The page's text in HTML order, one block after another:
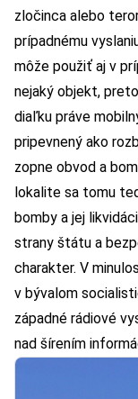
zločinca alebo
prípadnému
môže použiť aj v
nejaký objekt,
diaľku práve
pripevnený ako
zopne obvod a
lokalite sa tomu
bomby a jej
strany štátu a
charakter. V
v bývalom
západné rádiové
nad šírením